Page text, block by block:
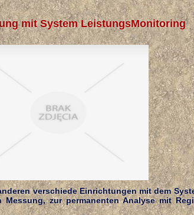
mit System LeistungsMonitoring
verschiede Einrichtungen mit dem
zur permanenten Analyse mit